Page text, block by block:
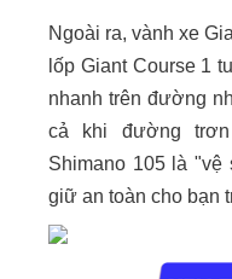
Ngoài ra, vành xe
lốp Giant Course 1
nhanh trên đường
cả khi đường
Shimano 105 là "vệ
giữ an toàn cho bạn